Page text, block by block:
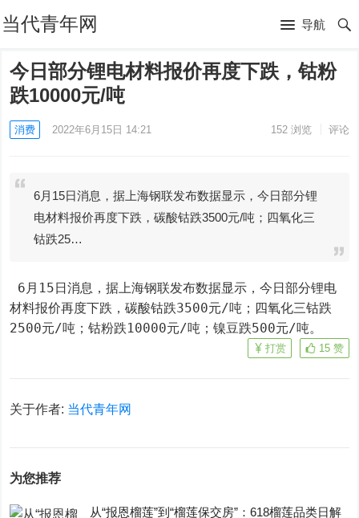
当代青年网 导航
今日部分锂电材料报价再度下跌，钴粉
跌10000元/吨
消费 2022年6月15日 14:21 152浏览 评论
6月15日消息，据上海钢联发布数据显示，今日部分锂
电材料报价再度下跌，碳酸钴跌3500元/吨；四氧化三
钴跌25…
材料报价再度下跌，碳酸钴跌3500元/吨；四氧化三钴跌
2500元/吨；钴粉跌10000元/吨；镍豆跌500元/吨。
15 赞
打赏
关于作者: 当代青年网
为您推荐
从“报恩榴莲”到“榴莲保交房”：618榴莲品类日解